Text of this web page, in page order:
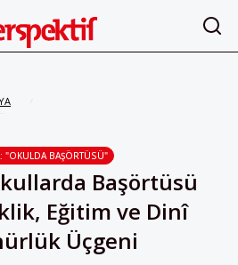
"OKULDA BAŞÖRTÜSÜ"
Başörtüsü
Eğitim ve Dinî
Üçgeni